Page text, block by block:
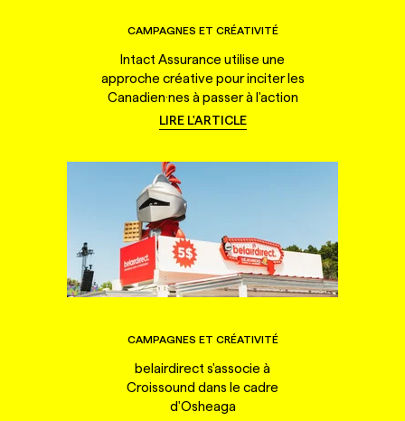
CAMPAGNES ET CRÉATIVITÉ
Intact Assurance utilise une
approche créative pour inciter les
Canadien·nes à passer à l'action
LIRE L'ARTICLE
CAMPAGNES ET CRÉATIVITÉ
belairdirect s'associe à
Croissound dans le cadre
d'Osheaga